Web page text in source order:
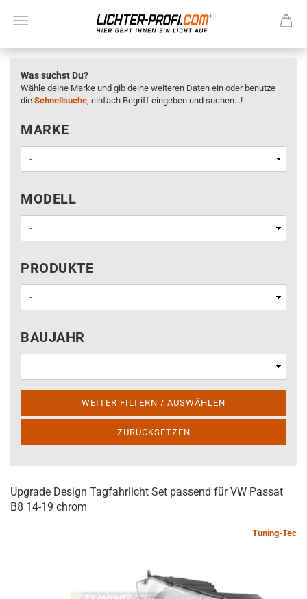
Was suchst Du?
Wähle deine Marke und gib deine weiteren Daten ein oder benutze
die Schnellsuche, einfach Begriff eingeben und suchen...!
MARKE
MARKE
MODELL
MODELL
PRODUKTE
PRODUKTE
BAUJAHR
BAUJAHR
WEITER FILTERN / AUSWÄHLEN
ZURÜCKSETZEN
Upgrade Design Tagfahrlicht Set passend für VW Passat
B8 14-19 chrom
Tuning-Tec